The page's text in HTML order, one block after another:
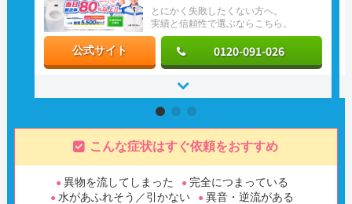
とにかく失敗したくない方へ。
実績と信頼性で選ぶならこちら。
公式サイト 0120-091-026
こんな症状はすぐ依頼をおすすめ
異物を流してしまった
完全につまっている
水があふれそう／引かない
異音・逆流がある